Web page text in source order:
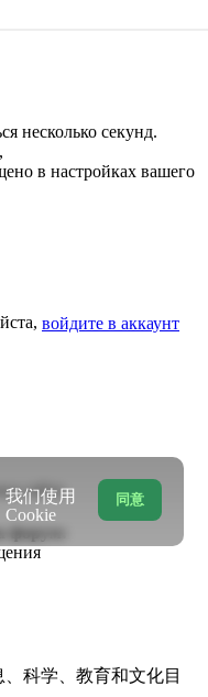
несколько секунд.
в настройках вашего
войдите в аккаунт
сайта
форум:
科学、教育和文化目
同意
我们使用
Cookie